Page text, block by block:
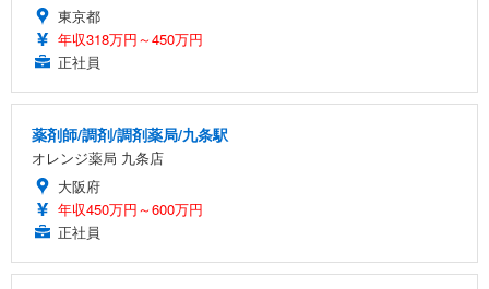
東京都
年収318万円～450万円
正社員
薬剤師/調剤/調剤薬局/九条駅
オレンジ薬局 九条店
大阪府
年収450万円～600万円
正社員